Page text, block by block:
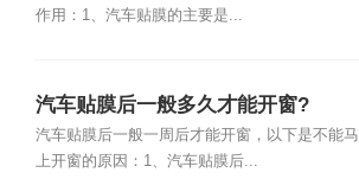
作用：1、汽车贴膜的主要是...
汽车贴膜后一般多久才能开窗?
汽车贴膜后一般一周后才能开窗，以下是不能马
上开窗的原因：1、汽车贴膜后...